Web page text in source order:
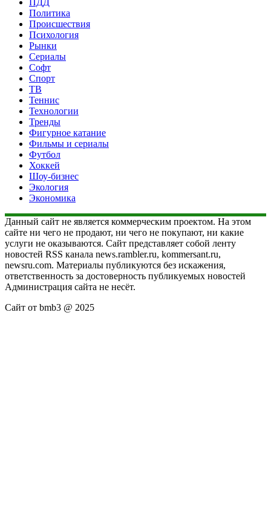
Политика
Происшествия
Психология
Рынки
Сериалы
Софт
Спорт
ТВ
Теннис
Технологии
Тренды
Фигурное катание
Фильмы и сериалы
Футбол
Хоккей
Шоу-бизнес
Экология
Экономика
Данный сайт не является коммерческим проектом. На этом
сайте ни чего не продают, ни чего не покупают, ни какие
услуги не оказываются. Сайт представляет собой ленту
новостей RSS канала news.rambler.ru, kommersant.ru,
newsru.com. Материалы публикуются без искажения,
ответственность за достоверность публикуемых новостей
Администрация сайта не несёт.
Сайт от bmb3 @ 2025